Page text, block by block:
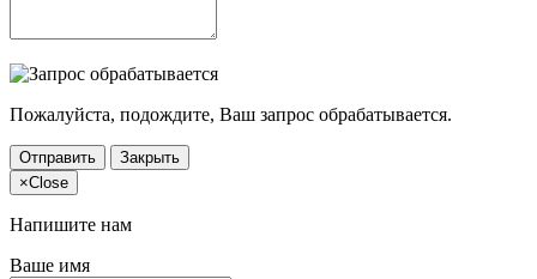
Пожалуйста, подождите, Ваш запрос обрабатывается.
Отправить
Закрыть
×Close
Напишите нам
Ваше имя